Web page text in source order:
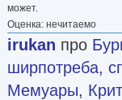
может.
Оценка: нечитаемо
irukan про
ширпотреба,
Мемуары,